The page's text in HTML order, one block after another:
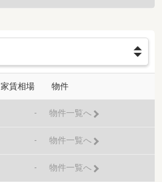
家賃相場 物件
- 物件一覧へ
- 物件一覧へ
- 物件一覧へ